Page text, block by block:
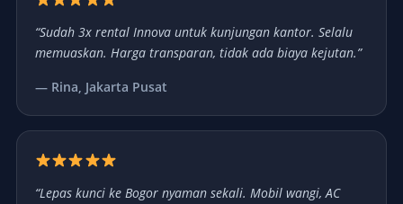
“Sudah 3x rental Innova untuk kunjungan kantor. Selalu
memuaskan. Harga transparan, tidak ada biaya kejutan.”
— Rina, Jakarta Pusat
“Lepas kunci ke Bogor nyaman sekali. Mobil wangi, AC